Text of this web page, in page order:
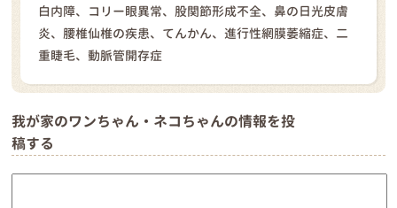
白内障、コリー眼異常、股関節形成不全、鼻の日光皮膚
炎、腰椎仙椎の疾患、てんかん、進行性網膜萎縮症、二
重睫毛、動脈管開存症
我が家のワンちゃん・ネコちゃんの情報を投
稿する